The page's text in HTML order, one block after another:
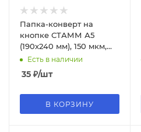
Папка-конверт на
кнопке СТАММ А5
(190х240 мм), 150 мкм,
пластик, прозрачная,
желтая, ММ-31903
Есть в наличии
35 ₽/шт
В КОРЗИНУ